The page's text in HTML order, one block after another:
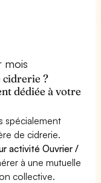
mois
cidrerie ?
dédiée à votre
spécialement
de cidrerie.
activité Ouvrier /
à une mutuelle
collective.